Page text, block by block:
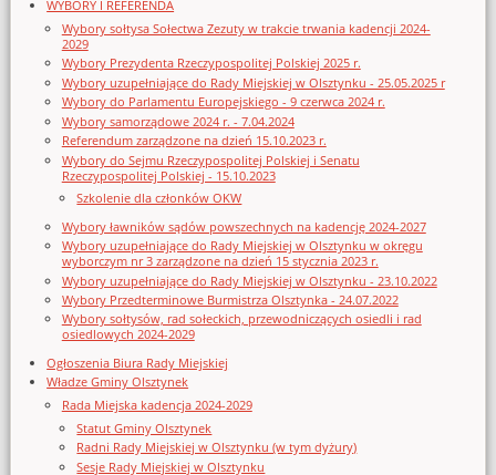
WYBORY I REFERENDA
Wybory sołtysa Sołectwa Zezuty w trakcie trwania kadencji 2024-
2029
Wybory Prezydenta Rzeczypospolitej Polskiej 2025 r.
Wybory uzupełniające do Rady Miejskiej w Olsztynku - 25.05.2025 r
Wybory do Parlamentu Europejskiego - 9 czerwca 2024 r.
Wybory samorządowe 2024 r. - 7.04.2024
Referendum zarządzone na dzień 15.10.2023 r.
Wybory do Sejmu Rzeczypospolitej Polskiej i Senatu
Rzeczypospolitej Polskiej - 15.10.2023
Szkolenie dla członków OKW
Wybory ławników sądów powszechnych na kadencję 2024-2027
Wybory uzupełniające do Rady Miejskiej w Olsztynku w okręgu
wyborczym nr 3 zarządzone na dzień 15 stycznia 2023 r.
Wybory uzupełniające do Rady Miejskiej w Olsztynku - 23.10.2022
Wybory Przedterminowe Burmistrza Olsztynka - 24.07.2022
Wybory sołtysów, rad sołeckich, przewodniczących osiedli i rad
osiedlowych 2024-2029
Ogłoszenia Biura Rady Miejskiej
Władze Gminy Olsztynek
Rada Miejska kadencja 2024-2029
Statut Gminy Olsztynek
Radni Rady Miejskiej w Olsztynku (w tym dyżury)
Sesje Rady Miejskiej w Olsztynku